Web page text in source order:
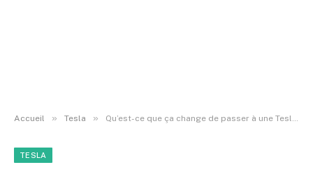
Accueil » Tesla » Qu’est-ce que ça change de passer à une Tesla ?
TESLA